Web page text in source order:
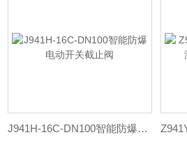
J941H-16C-DN100智能防爆电动开关截止阀